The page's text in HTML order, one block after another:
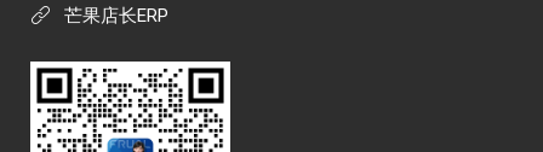
芒果店长ERP